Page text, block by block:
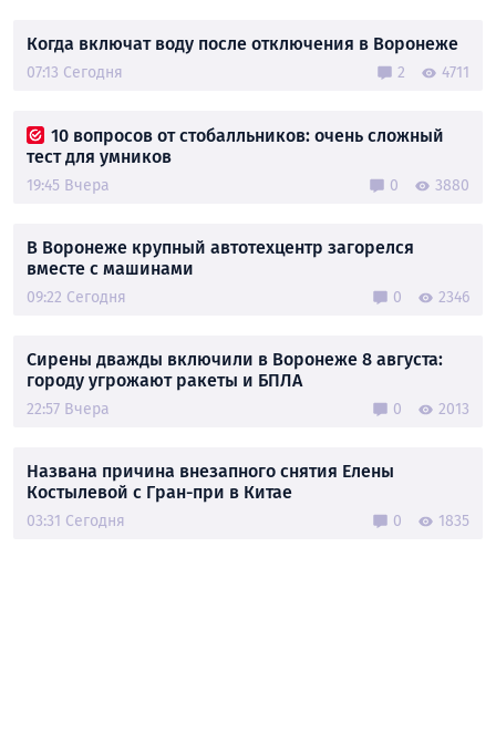
Когда включат воду после отключения в Воронеже
07:13 Сегодня 2 4711
10 вопросов от стобалльников: очень сложный
тест для умников
19:45 Вчера 0 3880
В Воронеже крупный автотехцентр загорелся
вместе с машинами
09:22 Сегодня 0 2346
Сирены дважды включили в Воронеже 8 августа:
городу угрожают ракеты и БПЛА
22:57 Вчера 0 2013
Названа причина внезапного снятия Елены
Костылевой с Гран-при в Китае
03:31 Сегодня 0 1835